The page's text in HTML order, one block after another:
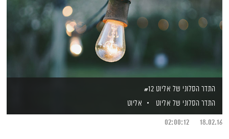
התדר הסלוני של אליוט #12
התדר הסלוני של אליוט
אליוט
18.02.16
02:00:12